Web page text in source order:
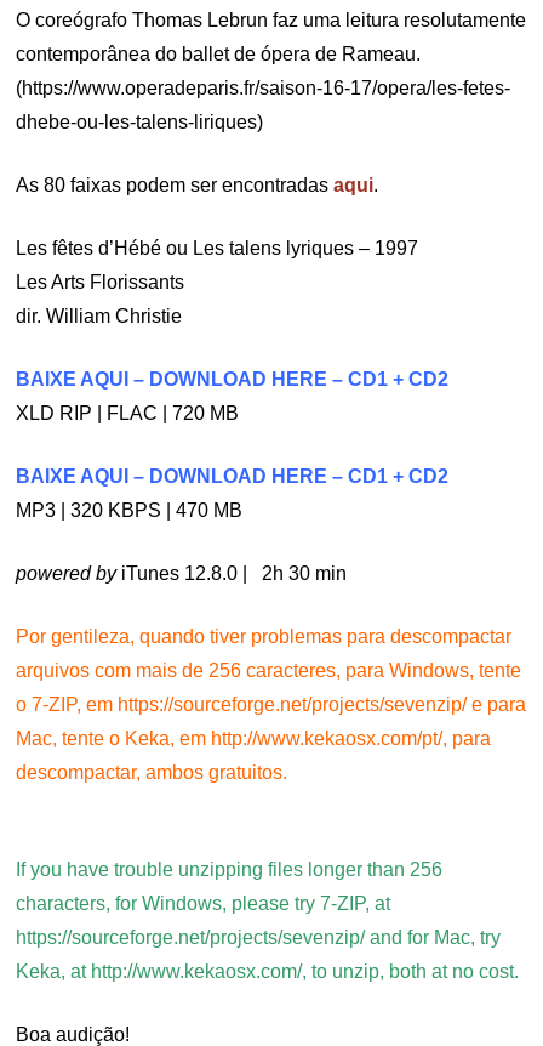
O coreógrafo Thomas Lebrun faz uma leitura resolutamente
contemporânea do ballet de ópera de Rameau.
(https://www.operadeparis.fr/saison-16-17/opera/les-fetes-
dhebe-ou-les-talens-liriques)
As 80 faixas podem ser encontradasaqui.
Les fêtes d’Hébé ou Les talens lyriques – 1997
Les Arts Florissants
dir. William Christie
BAIXE AQUI – DOWNLOAD HERE – CD1 + CD2
XLD RIP | FLAC | 720 MB
BAIXE AQUI – DOWNLOAD HERE – CD1 + CD2
MP3 | 320 KBPS | 470 MB
powered byiTunes 12.8.0 | 2h 30 min
Por gentileza, quando tiver problemas para descompactar
arquivos com mais de 256 caracteres, para Windows, tente
o 7-ZIP, em https://sourceforge.net/projects/sevenzip/ e para
Mac, tente o Keka, em http://www.kekaosx.com/pt/, para
descompactar, ambos gratuitos.
If you have trouble unzipping files longer than 256
characters, for Windows, please try 7-ZIP, at
https://sourceforge.net/projects/sevenzip/ and for Mac, try
Keka, at http://www.kekaosx.com/, to unzip, both at no cost.
Boa audição!